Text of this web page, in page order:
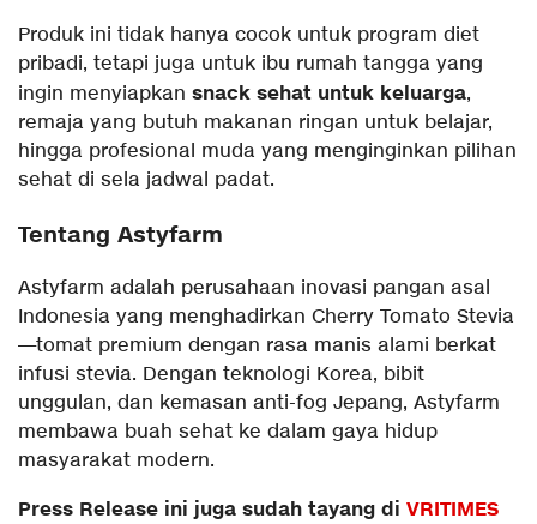
Produk ini tidak hanya cocok untuk program diet
pribadi, tetapi juga untuk ibu rumah tangga yang
ingin menyiapkan snack sehat untuk keluarga,
remaja yang butuh makanan ringan untuk belajar,
hingga profesional muda yang menginginkan pilihan
sehat di sela jadwal padat.
Tentang Astyfarm
Astyfarm adalah perusahaan inovasi pangan asal
Indonesia yang menghadirkan Cherry Tomato Stevia
—tomat premium dengan rasa manis alami berkat
infusi stevia. Dengan teknologi Korea, bibit
unggulan, dan kemasan anti-fog Jepang, Astyfarm
membawa buah sehat ke dalam gaya hidup
masyarakat modern.
Press Release ini juga sudah tayang di VRITIMES